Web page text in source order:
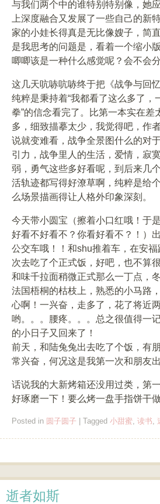
与我们两个中的谁特别特别像，她
上深度融合又发展了一些自己的新
家的小娃长得真是无比像嫂子，简
是我思考的问题是，看着一个缩小
唧唧该是一种什么感觉呢？会不会
这几天吭哧吭哧终于把《战争与回
纯粹是秉持着“我都看了这么多了，
拳”的信念看完了。比第一本实在差
多，细致描摹太少，我觉得吧，作
说就变难看，战争全景图什么的对
引力，战争里人的生活，爱情，寂
弱，勇气这些多好看呢，到后来几
活轨迹都写得好潦草啊，纯粹是给
么场景描画得让人格外印象深刻。
今天带小圆宝（擦着小口红哦！于
好看不好看不？你看好看不？！）
公交车哦！！和shu推着车，在安
次去吃了个正式饭，好吧，也不算
和味千拉面稍微正式那么一丁点，
法国梧桐的枯枝上，熟悉的小马路
心啊！一兴奋，走多了，花了将近
哟。。。腰疼。。。总之很值得一
的小日子又回来了！
前天，和陆兔兔出去吃了个饭，有
常兴奋，何况这是我第一次和朋友
话说我的大新烤箱还没用过类，第
好琢磨一下！要么烤一盘手指饼干
Posted in 圆子圆子 Tagged 小甜蜜 读书
Post navigation
逝者如斯